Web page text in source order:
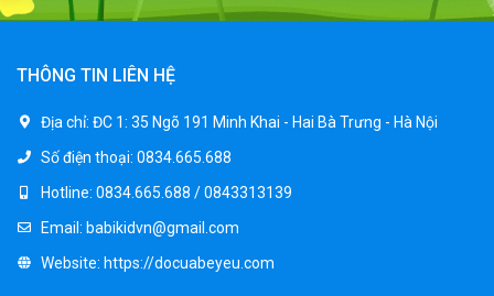
1.650.000 ₫
Xe ô tô điện trẻ em BPD-702
1.950.000 ₫
Xe 3 bánh đạp trẻ em FE-188
520.000 ₫
THÔNG TIN LIÊN HỆ
Địa chỉ: ĐC 1: 35 Ngõ 191 Minh Khai - Hai Bà Trưng - Hà Nội
Số điện thoại: 0834.665.688
Hotline: 0834.665.688 / 0843313139
Email: babikidvn@gmail.com
Website: https://docuabeyeu.com